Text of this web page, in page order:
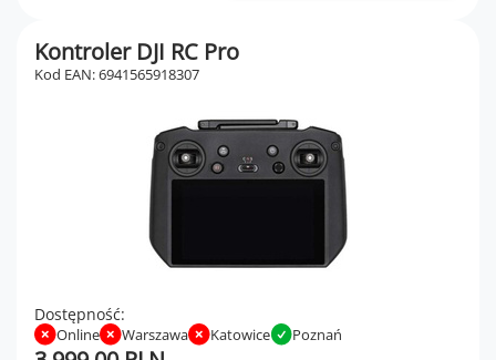
Kontroler DJI RC Pro
Kod EAN: 6941565918307
Dostępność:
Online Warszawa Katowice Poznań